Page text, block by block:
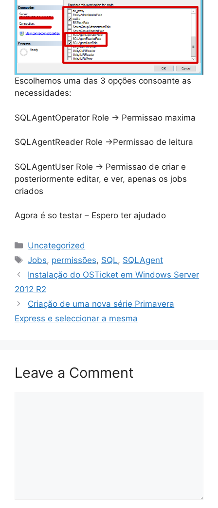
Escolhemos uma das 3 opções consoante as
necessidades:
SQLAgentOperator Role -> Permissao maxima
SQLAgentReader Role ->Permissao de leitura
SQLAgentUser Role -> Permissao de criar e
posteriormente editar, e ver, apenas os jobs
criados
Agora é so testar – Espero ter ajudado
Categories
Uncategorized
Tags
Jobs, permissões, SQL, SQLAgent
Instalação do OSTicket em Windows Server
2012 R2
Criação de uma nova série Primavera
Express e seleccionar a mesma
Leave a Comment